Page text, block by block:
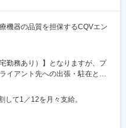
機器の品質を担保するCQVエン
勤務あり）】となりますが、プ
イアント先への出張・駐在とな
て1／12を月々支給。